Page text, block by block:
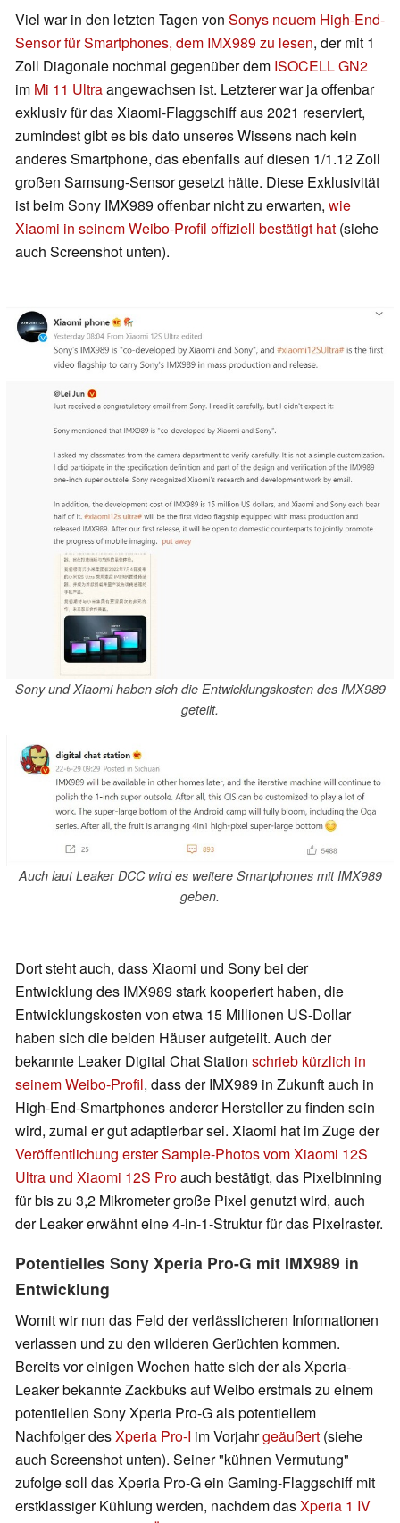
Viel war in den letzten Tagen von Sonys neuem High-End-
Sensor für Smartphones, dem IMX989 zu lesen, der mit 1
Zoll Diagonale nochmal gegenüber dem ISOCELL GN2
im Mi 11 Ultraangewachsen ist. Letzterer war ja offenbar
exklusiv für das Xiaomi-Flaggschiff aus 2021 reserviert,
zumindest gibt es bis dato unseres Wissens nach kein
anderes Smartphone, das ebenfalls auf diesen 1/1.12 Zoll
großen Samsung-Sensor gesetzt hätte. Diese Exklusivität
ist beim Sony IMX989 offenbar nicht zu erwarten, wie
Xiaomi in seinem Weibo-Profil offiziell bestätigt hat (siehe
auch Screenshot unten).
Sony und Xiaomi haben sich die Entwicklungskosten des IMX989
geteilt.
Auch laut Leaker DCC wird es weitere Smartphones mit IMX989
geben.
Dort steht auch, dass Xiaomi und Sony bei der
Entwicklung des IMX989 stark kooperiert haben, die
Entwicklungskosten von etwa 15 Millionen US-Dollar
haben sich die beiden Häuser aufgeteilt. Auch der
bekannte Leaker Digital Chat Station schrieb kürzlich in
seinem Weibo-Profil, dass der IMX989 in Zukunft auch in
High-End-Smartphones anderer Hersteller zu finden sein
wird, zumal er gut adaptierbar sei. Xiaomi hat im Zuge der
Veröffentlichung erster Sample-Photos vom Xiaomi 12S
Ultra und Xiaomi 12S Proauch bestätigt, das Pixelbinning
für bis zu 3,2 Mikrometer große Pixel genutzt wird, auch
der Leaker erwähnt eine 4-in-1-Struktur für das Pixelraster.
Potentielles Sony Xperia Pro-G mit IMX989 in
Entwicklung
Womit wir nun das Feld der verlässlicheren Informationen
verlassen und zu den wilderen Gerüchten kommen.
Bereits vor einigen Wochen hatte sich der als Xperia-
Leaker bekannte Zackbuks auf Weibo erstmals zu einem
potentiellen Sony Xperia Pro-G als potentiellem
Nachfolger desXperia Pro-I im Vorjahrgeäußert (siehe
auch Screenshot unten). Seiner "kühnen Vermutung"
zufolge soll das Xperia Pro-G ein Gaming-Flaggschiff mit
erstklassiger Kühlung werden, nachdem dasXperia 1 IV